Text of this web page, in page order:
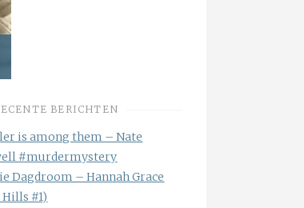
BERICHTEN
is among them – Nate
#murdermystery
Dagdroom – Hannah Grace
#1)